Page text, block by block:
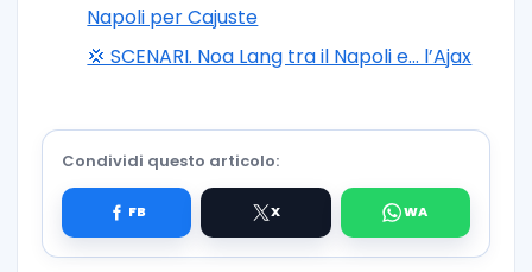
Napoli per Cajuste
💢 SCENARI. Noa Lang tra il Napoli e… l’Ajax
Condividi questo articolo: